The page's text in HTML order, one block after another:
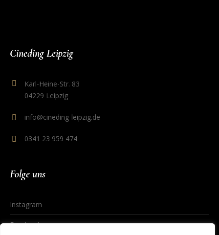
Cineding Leipzig
Karl-Heine-Str. 83
04229 Leipzig
info@cineding-leipzig.de
0341 23 959 474
Folge uns
Instagram
Facebook